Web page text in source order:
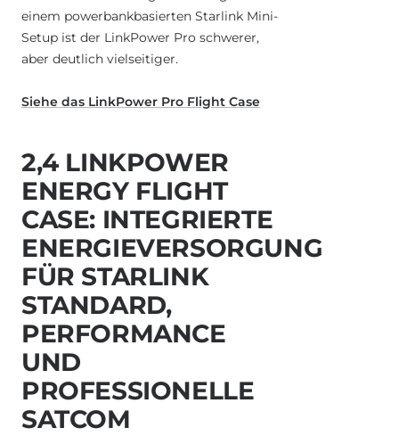
einem powerbankbasierten Starlink Mini-
Setup ist der LinkPower Pro schwerer,
aber deutlich vielseitiger.
Siehe das LinkPower Pro Flight Case
2,4 LINKPOWER
ENERGY FLIGHT
CASE: INTEGRIERTE
ENERGIEVERSORGUNG
FÜR STARLINK
STANDARD,
PERFORMANCE
UND
PROFESSIONELLE
SATCOM